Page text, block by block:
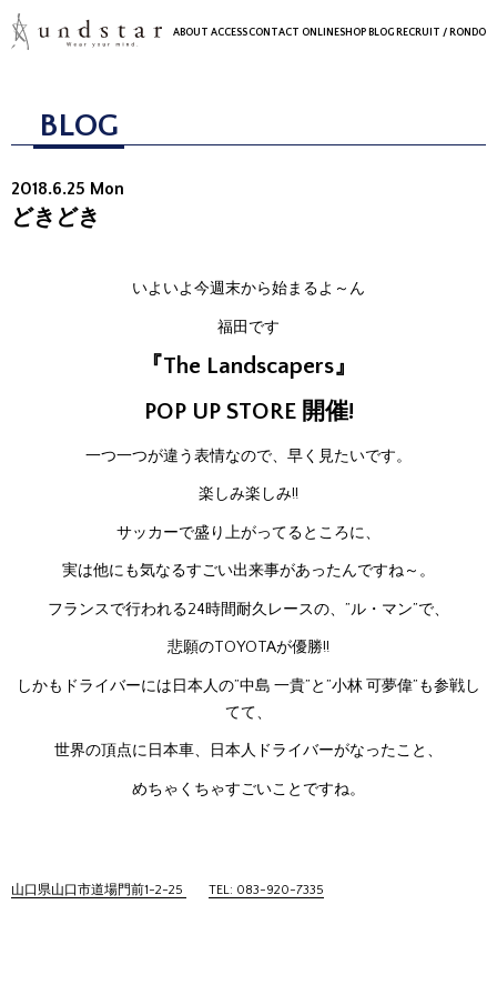
ABOUT ACCESSCONTACT ONLINESHOP BLOG RECRUIT / RONDO
BLOG
2018.6.25 Mon
どきどき
いよいよ今週末から始まるよ～ん
福田です
『The Landscapers』
POP UP STORE 開催!
一つ一つが違う表情なので、早く見たいです。
楽しみ楽しみ!!
サッカーで盛り上がってるところに、
実は他にも気なるすごい出来事があったんですね～。
フランスで行われる24時間耐久レースの、”ル・マン”で、
悲願のTOYOTAが優勝!!
しかもドライバーには日本人の”中島 一貴”と”小林 可夢偉”も参戦し
てて、
世界の頂点に日本車、日本人ドライバーがなったこと、
めちゃくちゃすごいことですね。
山口県山口市道場門前1-2-25 TEL: 083-920-7335